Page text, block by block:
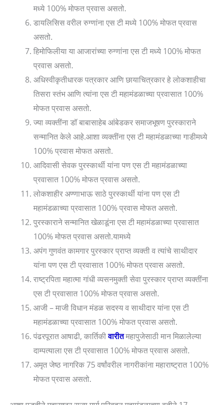
मध्ये 100% मोफत प्रवास असतो.
डायलिसिस वरील रुग्णांना एस टी मध्ये 100% मोफत प्रवास
असतो.
हिमोफिलीया या आजारांच्या रुग्णांना एस टी मध्ये 100% मोफत
प्रवास असतो.
अधिस्वीकृतीधारक पत्रकार आणि छायाचित्रकार हे लोकशाहीचा
तिसरा स्तंभ आणि त्यांना एस टी महामंडळाच्या प्रवासात 100%‌
मोफत प्रवास असतो.
ज्या व्यक्तींना डॉ बाबासाहेब आंबेडकर समाजभूषण पुरस्काराने
सन्मानित केले आहे.आशा व्यक्तींना एस टी महामंडळाच्या गाडीमध्ये
100% प्रवास मोफत असतो.
आदिवासी सेवक पुरस्कार्थी यांना पण एस टी महामंडळाच्या
प्रवासात 100% मोफत प्रवास असतो.
लोकशाहीर अण्णाभाऊ साठे पुरस्कार्थी यांना पण एस टी
महामंडळाच्या प्रवासात 100% प्रवास मोफत असतो.
पुरस्काराने सन्मानित खेळाडूंना एस टी महामंडळाच्या प्रवासात
100% मोफत प्रवास असतो.यामध्ये
अपंग गुणवंत कामगार पुरस्कार प्राप्त व्यक्ती व त्यांचे साथीदार
यांना पण एस टी प्रवासात 100% मोफत प्रवास असतो.
राष्ट्रपिता महात्मा गांधी व्यसनमुक्ती सेवा पुरस्कार प्राप्त व्यक्तींना
एस टी प्रवासात 100% मोफत प्रवास असतो.
आजी – माजी विधान मंडळ सदस्य व साथीदार यांना एस टी
महामंडळाच्या प्रवासात 100% मोफत प्रवास असतो.
पंढरपूरात आषाढी, कार्तिकीवारीतमहापुजेसाठी मान मिळालेल्या
दाम्पत्याला एस टी प्रवासात 100% मोफत प्रवास असतो.
अमृत जेष्ठ नागरिक 75 वर्षांवरील नागरीकांना महाराष्ट्रात 100%
मोफत प्रवास असतो.